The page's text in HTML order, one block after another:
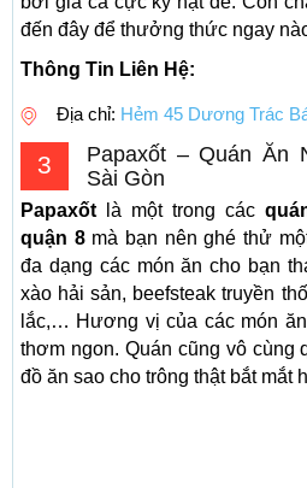
đến đây để thưởng thức ngay
Thông Tin Liên Hệ:
Địa chỉ: Hẻm 45 Dương Trác
3
Papaxốt – Quán Ăn
Sài Gòn
Papaxốt là một trong các
quận 8 mà bạn nên ghé thử
đa dạng các món ăn cho bạn
xào hải sản, beefsteak truyền
lắc,… Hương vị của các món
thơm ngon. Quán cũng vô cùng
đồ ăn sao cho trông thật bắt mắt